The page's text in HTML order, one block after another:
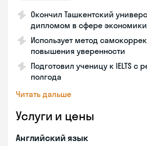
Окончил Ташкентский
дипломом в сфере экономики
Использует метод
повышения уверенности
Подготовил ученицу к IELTS с
полгода
Читать дальше
Услуги и цены
Английский язык